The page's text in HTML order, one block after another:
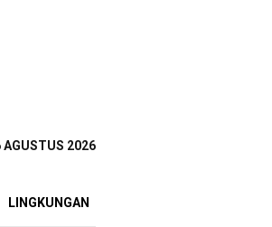
AGUSTUS 2026
LINGKUNGAN